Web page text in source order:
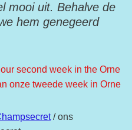
mooi uit. Behalve de
hem genegeerd
second week in the Orne
onze tweede week in Orne
/ ons